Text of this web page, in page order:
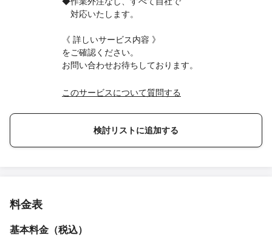
対応いたします。
《 詳しいサービス内容 》
をご確認ください。
お問い合わせお待ちしております。
このサービスについて質問する
検討リストに追加する
料金表
基本料金（税込）